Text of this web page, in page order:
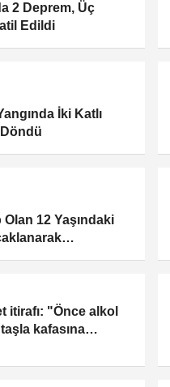
2 Deprem, Üç
Edildi
İki Katlı
12 Yaşındaki
itirafı: "Önce alkol
kafasına